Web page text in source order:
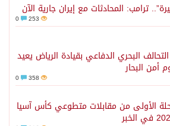
ترامب: المحادثات مع إيران جارية الآن
253
البحري الدفاعي بقيادة الرياض يعيد
أمن البحار
358
الأولى من مقابلات متطوعي كأس آسيا